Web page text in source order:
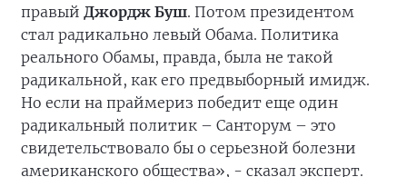
правый Джордж Буш. Потом президентом
стал радикально левый Обама. Политика
реального Обамы, правда, была не такой
радикальной, как его предвыборный имидж.
Но если на праймериз победит еще один
радикальный политик – Санторум – это
свидетельствовало бы о серьезной болезни
американского общества», - сказал эксперт.